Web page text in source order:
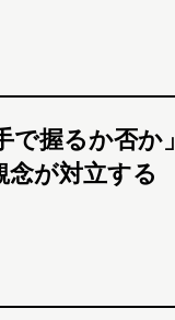
で握るか否か
が対立する